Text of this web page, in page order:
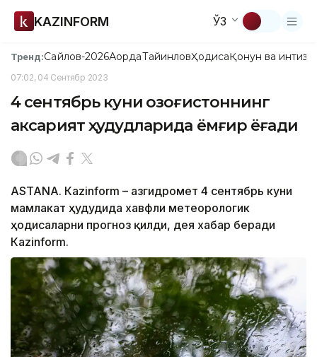
KAZINFORM ЎЗ
Тренд:Сайлов-2026АқордаТайинловҲодисаҚонун ва
07:02, 04 Сентябр 2023
4 сентябрь куни Қозоғистоннинг
аксарият ҳудудларида ёмғир ёғади
ASTANА. Кazinform – Қазгидромет 4 сентябрь куни
мамлакат ҳудудида хавфли метеорологик
ҳодисаларни прогноз қилди, дея хабар беради
Кazinform.